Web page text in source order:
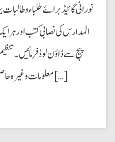
نورانی گائیڈ برائے طلباء و
المدارس کی نصابی کتب اور
پیج سے ڈاؤن لوڈ فرمائیں۔
معلومات وغیرہ حاصل کرنے کے لیے ہماری سائٹ […]